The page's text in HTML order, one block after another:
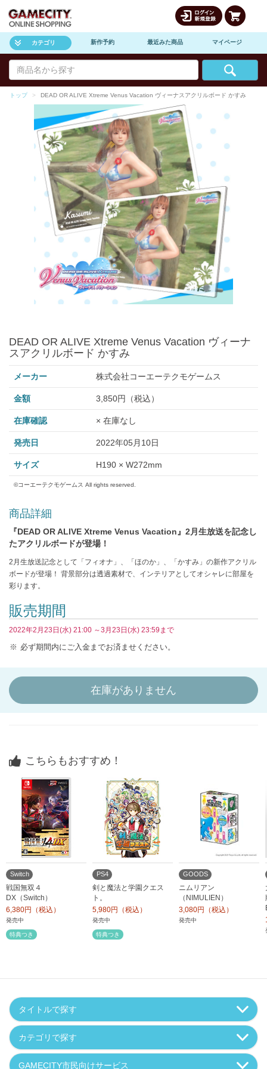
カテゴリ 新作予約 最近みた商品 マイページ
トップ DEAD OR ALIVE Xtreme Venus Vacation ヴィーナスアクリルボード かすみ
DEAD OR ALIVE Xtreme Venus Vacation ヴィーナ
スアクリルボード かすみ
メーカー 株式会社コーエーテクモゲームス
金額 3,850円（税込）
在庫確認 × 在庫なし
発売日 2022年05月10日
サイズ H190 × W272mm
©コーエーテクモゲームス All rights reserved.
商品詳細
『DEAD OR ALIVE Xtreme Venus Vacation』2月生放送を記念し
たアクリルボードが登場！
2月生放送記念として「フィオナ」、「ほのか」、「かすみ」の新作アクリル
ボードが登場！ 背景部分は透過素材で、インテリアとしてオシャレに部屋を
彩ります。
販売期間
2022年2月23日(水) 21:00 ～3月23日(水) 23:59まで
必ず期間内にご入金までお済ませください。
在庫がありません
こちらもおすすめ！
Switch
戦国無双４
DX（Switch）
6,380円（税込）
発売中
特典つき
PS4
剣と魔法と学園クエス
ト。
5,980円（税込）
発売中
特典つき
GOODS
ニムリアン
（NIMULIEN）
3,080円（税込）
発売中
タイトルで探す
カテゴリで探す
GAMECITY市民向けサービス